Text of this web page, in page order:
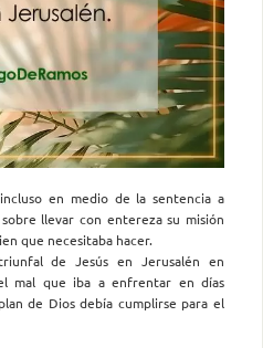
en medio de la sentencia a
llevar con entereza su misión
que necesitaba hacer.
de Jesús en Jerusalén en
mal que iba a enfrentar en días
de Dios debía cumplirse para el